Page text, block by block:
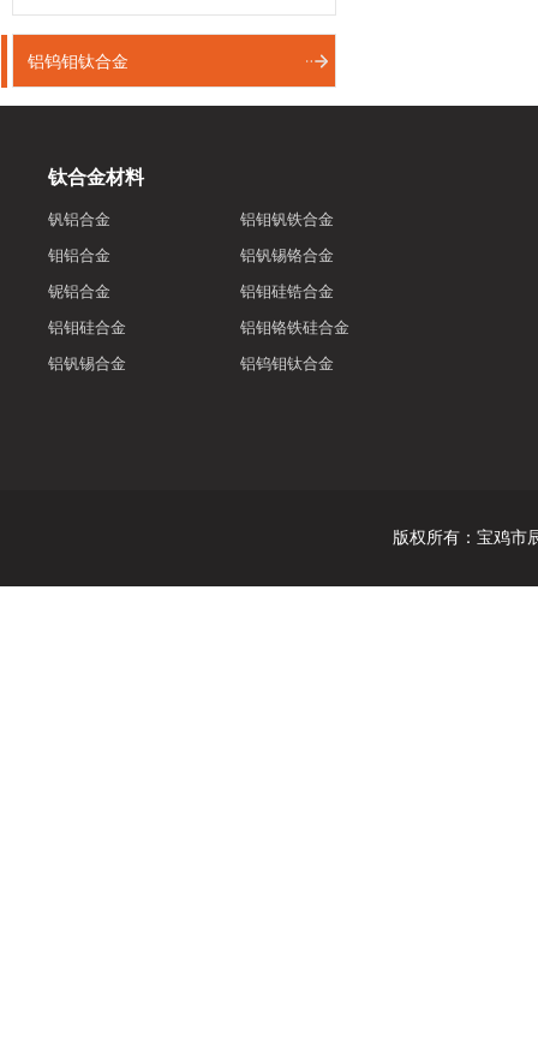
铝钨钼钛合金
钛合金材料
钒铝合金
铝钼钒铁合金
钼铝合金
铝钒锡铬合金
铌铝合金
铝钼硅锆合金
铝钼硅合金
铝钼铬铁硅合金
铝钒锡合金
铝钨钼钛合金
版权所有 ： 宝鸡市